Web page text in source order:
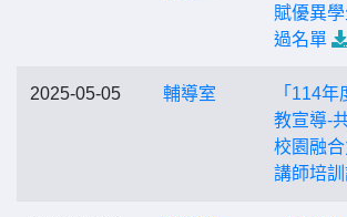
賦優異
過名單
2025-05-05 輔導室
「114
教宣導-
校園融
講師培